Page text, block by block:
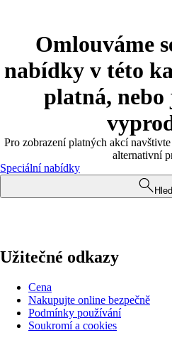
Omlouváme
nabídky v této
platná,
Pro zobrazení platných akcí
alternativní
Speciální nabídky
Užitečné odkazy
Cena
Nakupujte online bezpečně
Podmínky používání
Soukromí a cookies